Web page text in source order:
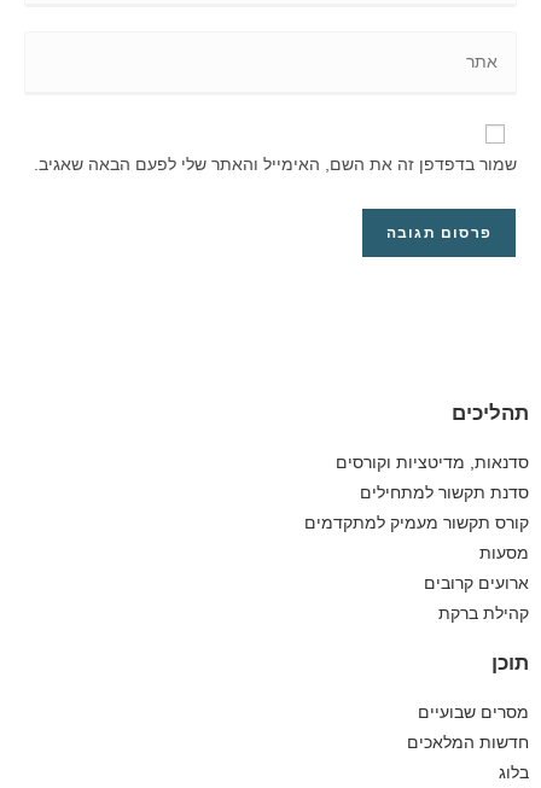
שמור בדפדפן זה את השם, האימייל והאתר שלי לפעם הבאה שאגיב.
תהליכים
סדנאות, מדיטציות וקורסים
סדנת תקשור למתחילים
קורס תקשור מעמיק למתקדמים
מסעות
ארועים קרובים
קהילת ברקת
תוכן
מסרים שבועיים
חדשות המלאכים
בלוג